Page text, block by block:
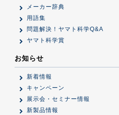
メーカー辞典
用語集
問題解決！ヤマト科学Q&A
ヤマト科学賞
お知らせ
新着情報
キャンペーン
展示会・セミナー情報
新製品情報